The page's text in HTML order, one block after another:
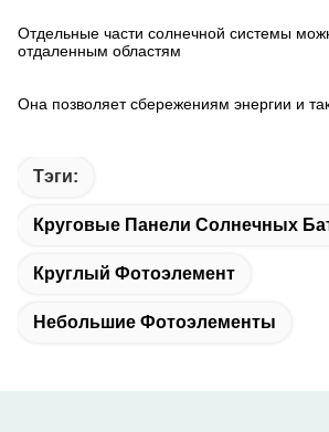
Отдельные части солнечной системы
отдаленным областям
Она позволяет сбережениям энергии и
Тэги:
Круговые Панели Солнечных
Круглый Фотоэлемент
Небольшие Фотоэлементы